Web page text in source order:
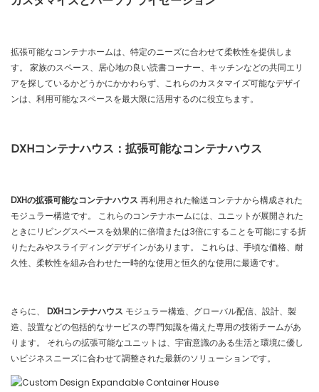
拡張可能なコンテナホームは、特定のニーズに合わせて柔軟性を提供しま
す。 家族のスペース、居心地の良い読書コーナー、キッチンなどの共同エリ
アを探しているかどうかにかかわらず、これらのカスタマイズ可能なデザイ
ンは、利用可能なスペースを最大限に活用するのに役立ちます。
DXHコンテナハウス：拡張可能なコンテナハウス
DXHの拡張可能なコンテナハウス 再利用された輸送コンテナから構成された
モジュラー構造です。 これらのコンテナホームには、ユニットが展開された
ときにリビングスペースを効果的に倍増または3倍にすることを可能にする折
りたたみやスライディングデザインがあります。 これらは、手頃な価格、耐
久性、柔軟性を組み合わせた一時的な使用と恒久的な使用に最適です。
さらに、 DXHコンテナハウス モジュラー構造、グローバル配信、設計、製
造、設置などの包括的なサービスの専門知識を備えた専用の技術チームがあ
ります。 それらの拡張可能なユニットは、宇宙意識のある生活と環境に優し
いビジネスニーズに合わせて調整された最新のソリューションです。